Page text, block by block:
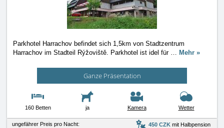
Parkhotel Harrachov befindet sich 1,5km von Stadtzentrum
Harrachov im Stadteil Rýžoviště. Parkhotel ist idel für … Mehr »
Ganze Präsentation
160 Betten ja Kamera Wetter
ungefährer Preis pro Nacht: 450 CZK mit Halbpension